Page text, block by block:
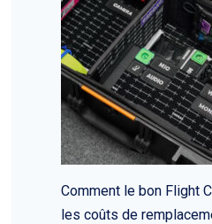
Comment le bon Flight
les coûts de